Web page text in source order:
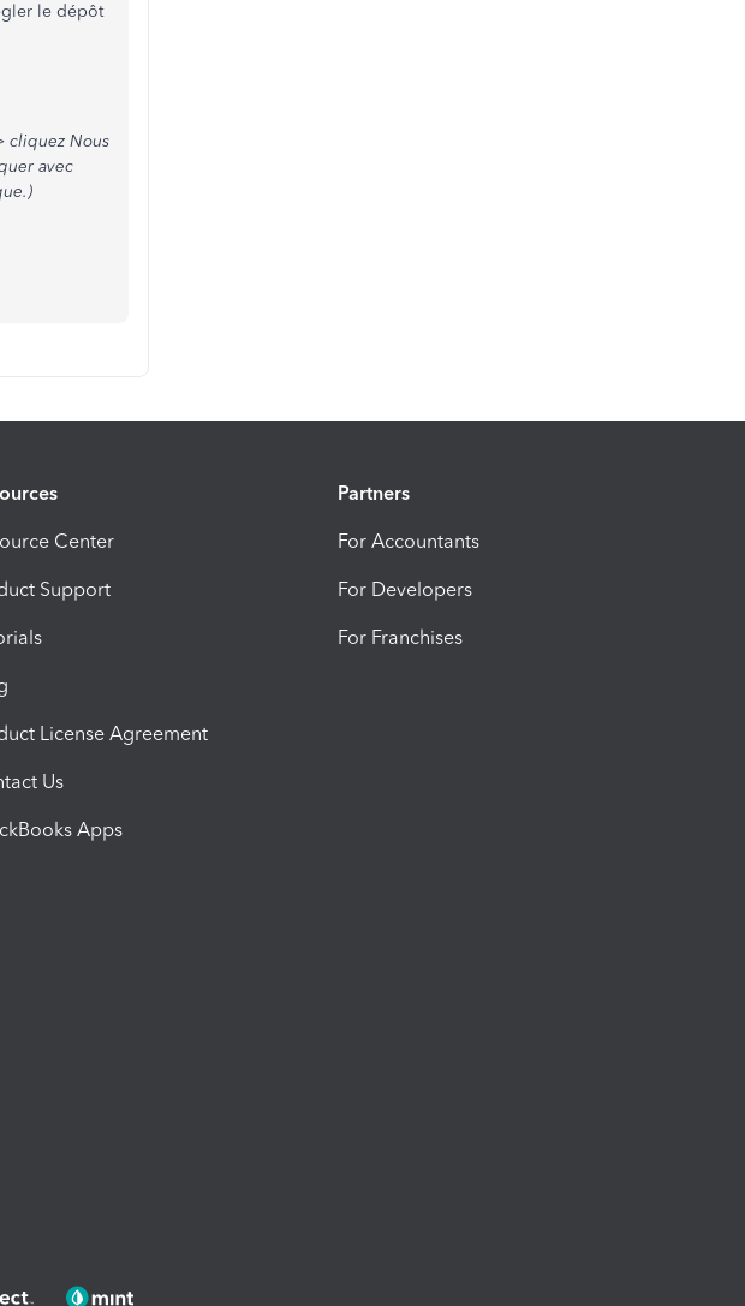
le dépôt
cliquez Nous
avec
Center
Support
License Agreement
Us
Apps
Partners
For Accountants
For Developers
For Franchises